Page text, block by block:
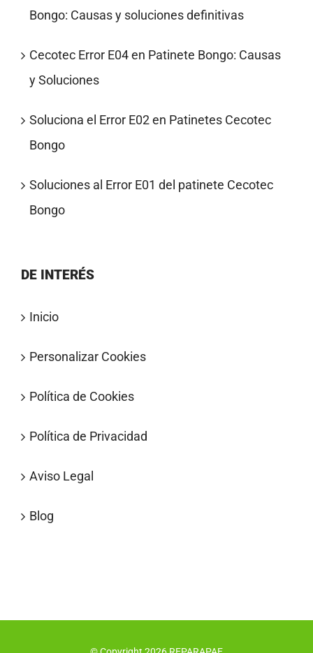
Bongo: Causas y soluciones definitivas
Cecotec Error E04 en Patinete Bongo: Causas
y Soluciones
Soluciona el Error E02 en Patinetes Cecotec
Bongo
Soluciones al Error E01 del patinete Cecotec
Bongo
DE INTERÉS
Inicio
Personalizar Cookies
Política de Cookies
Política de Privacidad
Aviso Legal
Blog